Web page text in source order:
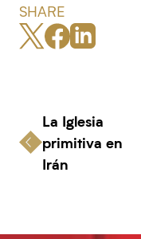
SHARE
La Iglesia
primitiva en
Irán